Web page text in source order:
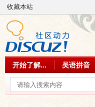
收藏本站
开始了解... 吴语拼音